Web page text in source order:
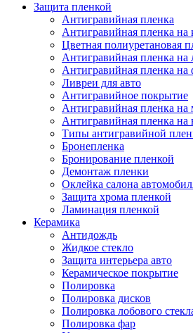
Защита пленкой
Антигравийная пленка
Антигравийная пленка на
Цветная полиуретановая
Антигравийная пленка на
Антигравийная пленка на
Ливреи для авто
Антигравийное покрытие
Антигравийная пленка на
Антигравийная пленка на
Типы антигравийной
Бронепленка
Бронирование пленкой
Демонтаж пленки
Оклейка салона
Защита хрома пленкой
Ламинация пленкой
Керамика
Антидождь
Жидкое стекло
Защита интерьера авто
Керамическое покрытие
Полировка
Полировка дисков
Полировка лобового
Полировка фар